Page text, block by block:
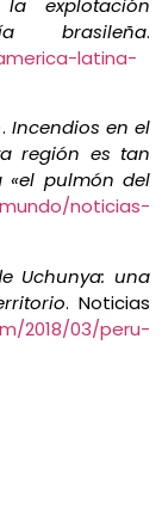
explotación
brasileña.
latina-
Incendios en el
región es tan
«el pulmón del
noticias-
Uchunya: una
. Noticias
2018/03/peru-